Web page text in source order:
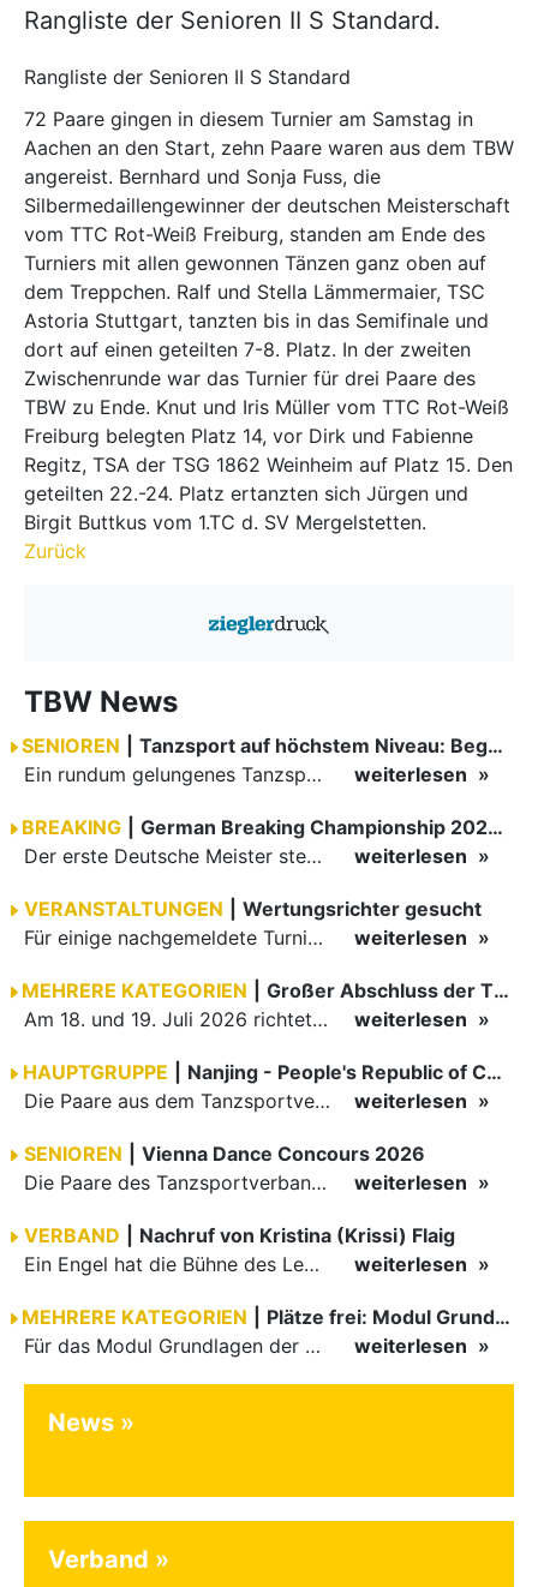
Rangliste der Senioren II S Standard.
Rangliste der Senioren II S Standard
72 Paare gingen in diesem Turnier am Samstag in
Aachen an den Start, zehn Paare waren aus dem TBW
angereist. Bernhard und Sonja Fuss, die
Silbermedaillengewinner der deutschen Meisterschaft
vom TTC Rot-Weiß Freiburg, standen am Ende des
Turniers mit allen gewonnen Tänzen ganz oben auf
dem Treppchen. Ralf und Stella Lämmermaier, TSC
Astoria Stuttgart, tanzten bis in das Semifinale und
dort auf einen geteilten 7-8. Platz. In der zweiten
Zwischenrunde war das Turnier für drei Paare des
TBW zu Ende. Knut und Iris Müller vom TTC Rot-Weiß
Freiburg belegten Platz 14, vor Dirk und Fabienne
Regitz, TSA der TSG 1862 Weinheim auf Platz 15. Den
geteilten 22.-24. Platz ertanzten sich Jürgen und
Birgit Buttkus vom 1.TC d. SV Mergelstetten.
Zurück
TBW News
SENIOREN
Tanzsport auf höchstem Niveau: Begeisterung bei den Turnieren in…
Ein rundum gelungenes Tanzsport-Wochenende liegt hinter den Paaren und Organisatoren in Enzklösterle. Am 1. und 2. August 2026 verwandelte sich die Festhalle wieder in einen lebendigen Mittelpunkt des…
weiterlesen
BREAKING
German Breaking Championship 2026 in Hannover
Der erste Deutsche Meister steht fest B-Boy Roman siegt bei den Juniors
weiterlesen
VERANSTALTUNGEN
Wertungsrichter gesucht
Für einige nachgemeldete Turniere im 2 Halbjahr sucht der ZWE noch Wertungsrichter.
weiterlesen
MEHRERE KATEGORIEN
Großer Abschluss der TBW-Trophy in Weinheim
Am 18. und 19. Juli 2026 richtete die Tanzsportabteilung (TSA) der TSG 1862 Weinheim das Abschlussturnier der diesjährigen TBW-Trophy-Serie aus. Zum traditionellen Saisonfinale kamen rund 400 Starts über…
weiterlesen
HAUPTGRUPPE
Nanjing - People's Republic of China
Die Paare aus dem Tanzsportverband Baden-Württemberg (TBW) haben beim hochklassig besetzten WDSF GrandSlam im chinesischen Nanjing wieder einmal auf internationalem Top-Niveau geglänzt. Das…
weiterlesen
SENIOREN
Vienna Dance Concours 2026
Die Paare des Tanzsportverbandes Baden-Württemberg (TBW) glänzten auf dem internationalen Parkett des Vienna Dance Concourse 2026 im Wiener Rathaus mit hervorragenden Platzierungen Ergebnisse unter: …
weiterlesen
VERBAND
Nachruf von Kristina (Krissi) Flaig
Ein Engel hat die Bühne des Lebens verlassen. Viel zu früh, plötzlich und für uns alle unfassbar, wurde unsere geliebte Kristina (Krissi) Flaig im Alter von 36 Jahren aus dem Leben gerissen. Das Tanzen…
weiterlesen
MEHRERE KATEGORIEN
Plätze frei: Modul Grundlagen
Für das Modul Grundlagen der Breitensportausbildung vom 10. bis 13. September an der Landessportschule Albstadt sind noch Plätze frei. Das Modul kann auch für den Lizenzerhalt (30 LE fachlich) genutzt…
weiterlesen
News
Verband